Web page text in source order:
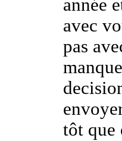
année
avec
pas
tôt que